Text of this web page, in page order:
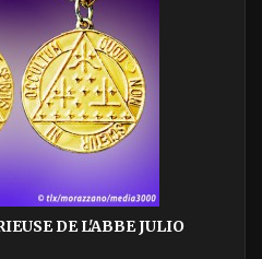
DE L'ABBE JULIO